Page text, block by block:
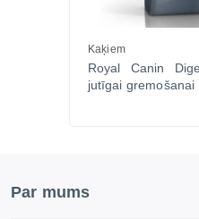
Kaķiem
Royal Canin
jutīgai gremošanai
Par mums